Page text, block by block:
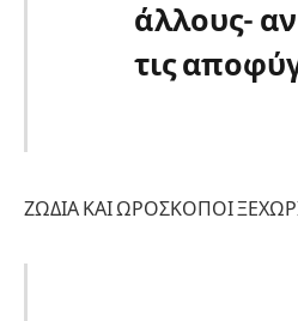
άλλους-
τις
ΖΩΔΙΑ ΚΑΙ ΩΡΟΣΚΟΠΟΙ